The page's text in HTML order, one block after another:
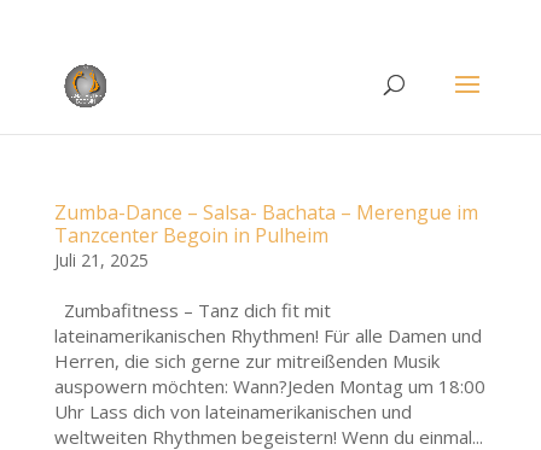
Zumba-Dance – Salsa- Bachata – Merengue im
Tanzcenter Begoin in Pulheim
Juli 21, 2025
Zumbafitness – Tanz dich fit mit
lateinamerikanischen Rhythmen! Für alle Damen und
Herren, die sich gerne zur mitreißenden Musik
auspowern möchten: Wann?Jeden Montag um 18:00
Uhr Lass dich von lateinamerikanischen und
weltweiten Rhythmen begeistern! Wenn du einmal...